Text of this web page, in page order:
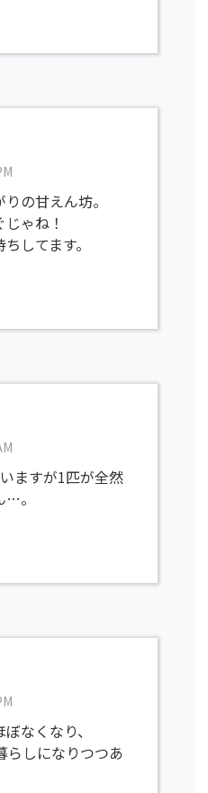
の甘えん坊。
ゃね！
してます。
ますが1匹が全然
…。
なくなり、
らしになりつつあ